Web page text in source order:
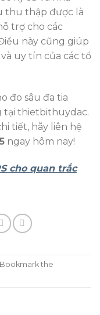
thu thập được là
trợ cho các
này cũng giúp
uy tín của các tổ
đo sâu đa tia
tại thietbithuydac.
tiết, hãy liên hệ
ngay hôm nay!
cho quan trắc
the